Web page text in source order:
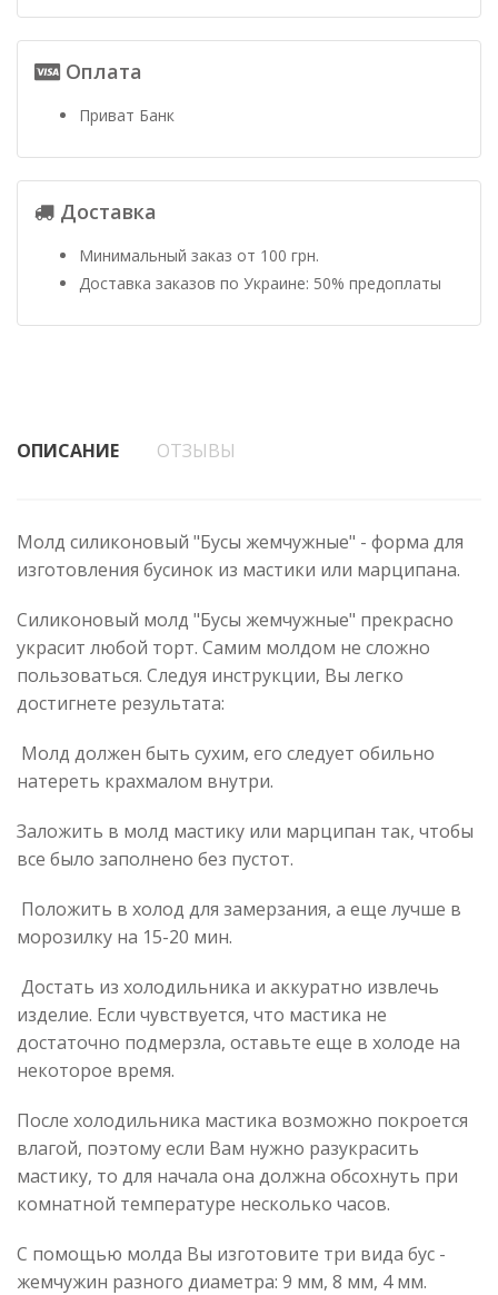
Оплата
Приват Банк
Доставка
Минимальный заказ от 100 грн.
Доставка заказов по Украине: 50% предоплаты
ОПИСАНИЕ ОТЗЫВЫ
Молд силиконовый "Бусы жемчужные" - форма для
изготовления бусинок из мастики или марципана.
Силиконовый молд "Бусы жемчужные" прекрасно
украсит любой торт. Самим молдом не сложно
пользоваться. Следуя инструкции, Вы легко
достигнете результата:
Молд должен быть сухим, его следует обильно
натереть крахмалом внутри.
Заложить в молд мастику или марципан так, чтобы
все было заполнено без пустот.
Положить в холод для замерзания, а еще лучше в
морозилку на 15-20 мин.
Достать из холодильника и аккуратно извлечь
изделие. Если чувствуется, что мастика не
достаточно подмерзла, оставьте еще в холоде на
некоторое время.
После холодильника мастика возможно покроется
влагой, поэтому если Вам нужно разукрасить
мастику, то для начала она должна обсохнуть при
комнатной температуре несколько часов.
С помощью молда Вы изготовите три вида бус -
жемчужин разного диаметра: 9 мм, 8 мм, 4 мм.